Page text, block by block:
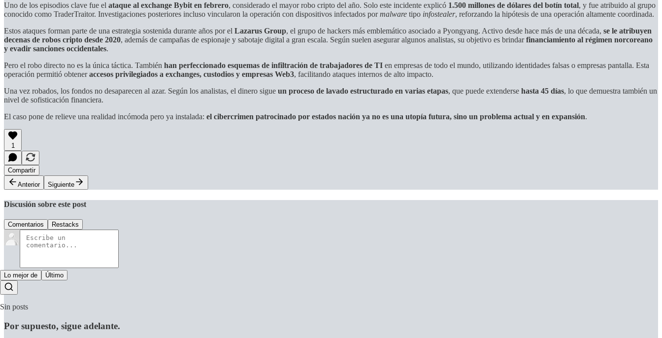
Uno de los episodios clave fue el ataque al exchange Bybit en febrero, considerado el mayor robo cripto del año. Solo este incidente explicó 1.500 millones de dólares del botín total, y fue atribuido al grupo
conocido como TraderTraitor. Investigaciones posteriores incluso vincularon la operación con dispositivos infectados pormalware tipo infostealer, reforzando la hipótesis de una operación altamente coordinada.
Estos ataques forman parte de una estrategia sostenida durante años por el Lazarus Group, el grupo de hackers más emblemático asociado a Pyongyang. Activo desde hace más de una década, se le atribuyen
decenas de robos cripto desde 2020, además de campañas de espionaje y sabotaje digital a gran escala. Según suelen asegurar algunos analistas, su objetivo es brindarfinanciamiento al régimen norcoreano
y evadir sanciones occidentales.
Pero el robo directo no es la única táctica. También han perfeccionado esquemas de infiltración de trabajadores de TI en empresas de todo el mundo, utilizando identidades falsas o empresas pantalla. Esta
operación permitió obteneraccesos privilegiados a exchanges, custodios y empresas Web3, facilitando ataques internos de alto impacto.
Una vez robados, los fondos no desaparecen al azar. Según los analistas, el dinero sigue un proceso de lavado estructurado en varias etapas, que puede extenderse hasta 45 días, lo que demuestra también un
nivel de sofisticación financiera.
El caso pone de relieve una realidad incómoda pero ya instalada: el cibercrimen patrocinado por estados nación ya no es una utopía futura, sino un problema actual y en expansión.
1
Compartir
Anterior
Siguiente
Discusión sobre este post
Comentarios Restacks
Lo mejor de Último
Sin posts
Por supuesto, sigue adelante.